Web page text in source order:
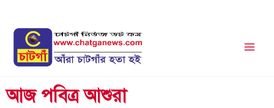
content
আজ পবিত্র আশুরা